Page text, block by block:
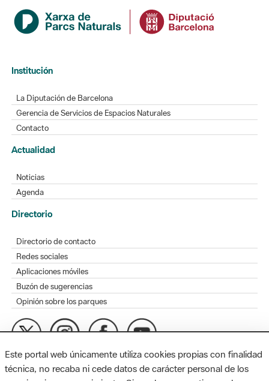
Institución
La Diputación de Barcelona
Gerencia de Servicios de Espacios Naturales
Contacto
Actualidad
Noticias
Agenda
Directorio
Directorio de contacto
Redes sociales
Aplicaciones móviles
Buzón de sugerencias
Opinión sobre los parques
MAPA WEB AVISO LEGAL ACCESIBILIDAD
Este portal web únicamente utiliza cookies propias con finalidad
técnica, no recaba ni cede datos de carácter personal de los